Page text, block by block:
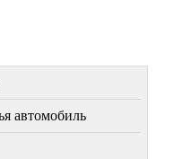
автомобиль